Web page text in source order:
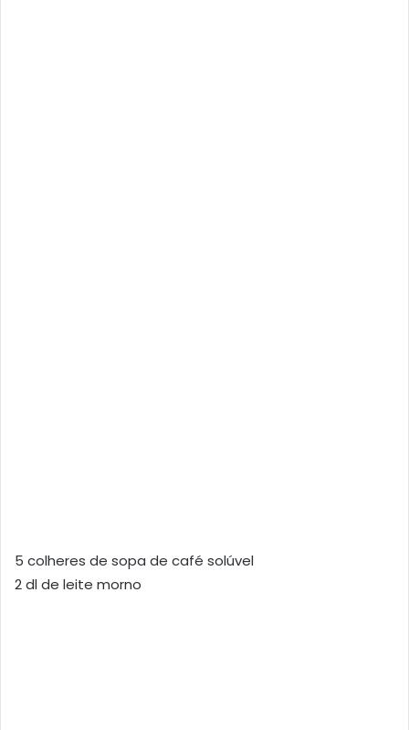
5 colheres de sopa de café solúvel
2 dl de leite morno